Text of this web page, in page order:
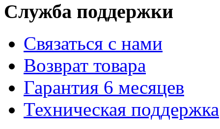
Служба поддержки
Связаться с нами
Возврат товара
Гарантия 6 месяцев
Техническая поддержка